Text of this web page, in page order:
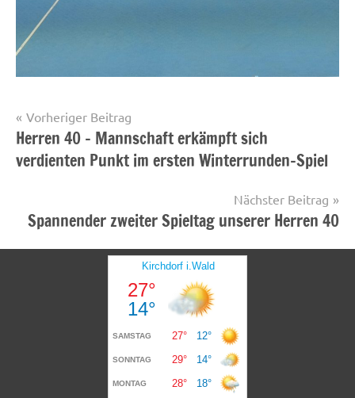
Startseite
Beitragsnavigation
Vorheriger Beitrag
Herren 40 – Mannschaft erkämpft sich
verdienten Punkt im ersten Winterrunden-Spiel
Nächster Beitrag
Spannender zweiter Spieltag unserer Herren 40